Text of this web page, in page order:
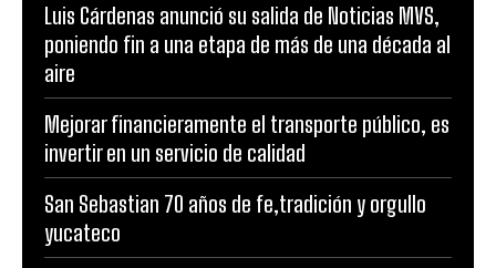
Luis Cárdenas anunció su salida de Noticias MVS,
poniendo fin a una etapa de más de una década al
aire
Mejorar financieramente el transporte público, es
invertir en un servicio de calidad
San Sebastian 70 años de fe,tradición y orgullo
yucateco